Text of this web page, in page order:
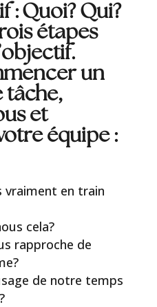
: Quoi? Qui?
étapes
un
tâche,
et
équipe :
vraiment en train
cela?
rapproche de
de notre temps